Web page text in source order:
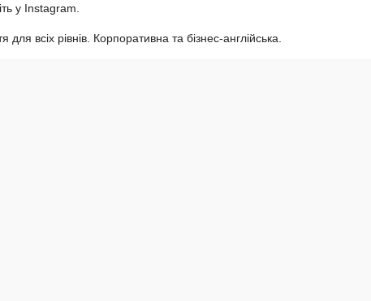
у Instagram.
всіх рівнів. Корпоративна та бізнес-англійська.